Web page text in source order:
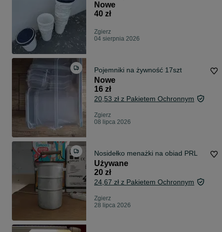
Nowe
40 zł
Zgierz
04 sierpnia 2026
Pojemniki na żywność 17szt
Nowe
16 zł
20,53 zł z Pakietem Ochronnym
Zgierz
08 lipca 2026
Nosidełko menażki na obiad PRL
Używane
20 zł
24,67 zł z Pakietem Ochronnym
Zgierz
28 lipca 2026